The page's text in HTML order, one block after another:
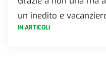
un inedito e
IN ARTICOLI